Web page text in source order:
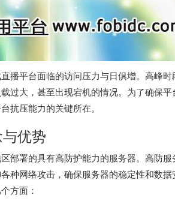
播平台面临的访问压力与日俱增。高峰
过大，甚至出现宕机的情况。为了确保
抗压能力的关键所在。
优势
部署的具有高防护能力的服务器。高防
种网络攻击，确保服务器的稳定性和数
方面：